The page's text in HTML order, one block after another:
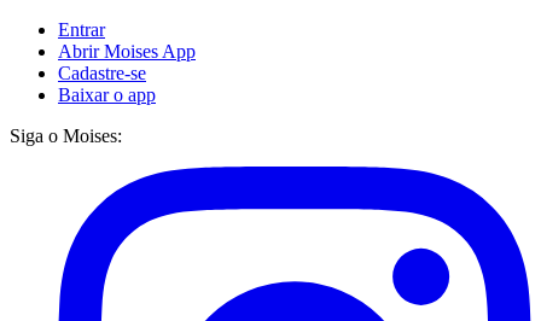
Entrar
Abrir Moises App
Cadastre-se
Baixar o app
Siga o Moises: